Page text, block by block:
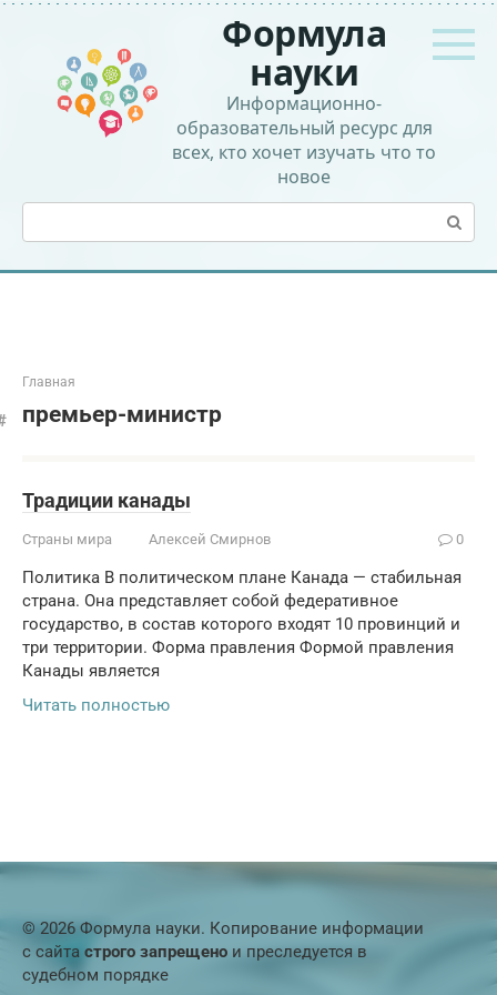
Перейти
контенту
Формула
науки
Информационно-
образовательный ресурс для
всех, кто хочет изучать что то
новое
Поиск:
Главная
премьер-министр
Традиции канады
Страны мира Алексей Смирнов 0
Политика В политическом плане Канада — стабильная
страна. Она представляет собой федеративное
государство, в состав которого входят 10 провинций и
три территории. Форма правления Формой правления
Канады является
Читать полностью
© 2026 Формула науки. Копирование информации
с сайта строго запрещено и преследуется в
судебном порядке